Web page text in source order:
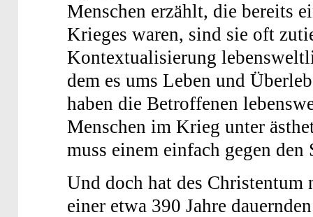
Menschen erzählt, die bereits
Krieges waren, sind sie oft
Kontextualisierung
dem es ums Leben und
haben die Betroffenen
Menschen im Krieg unter
muss einem einfach gegen den
Und doch hat des Christentum
einer etwa 390 Jahre